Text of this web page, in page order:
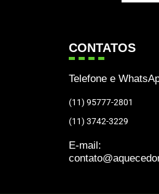
CONTATOS
Telefone e
(11) 95777-2801
(11) 3742-3229
E-mail: